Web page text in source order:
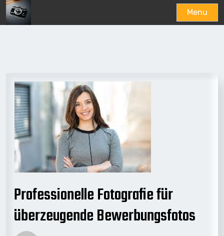
Menu
Professionelle Fotografie für
überzeugende Bewerbungsfotos